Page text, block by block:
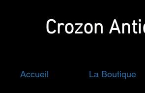
Crozon
Accueil La Boutique